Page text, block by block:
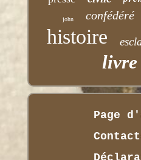
john confédéré
histoire
livre
Page